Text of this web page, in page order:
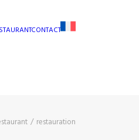
CONTACT
restauration